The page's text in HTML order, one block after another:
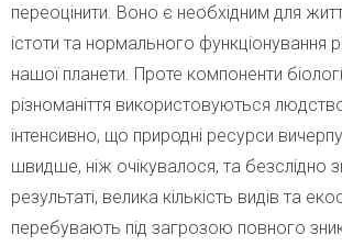
переоцінити. Воно є необхідним для
істоти та нормального функціонування
нашої планети. Проте компоненти
різноманіття використовуються
інтенсивно, що природні ресурси
швидше, ніж очікувалося, та безслідно
результаті, велика кількість видів та
перебувають під загрозою повного